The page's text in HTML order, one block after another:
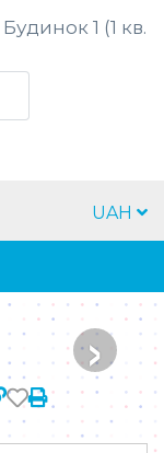
Будинок 1 (1 кв.
UAH
›